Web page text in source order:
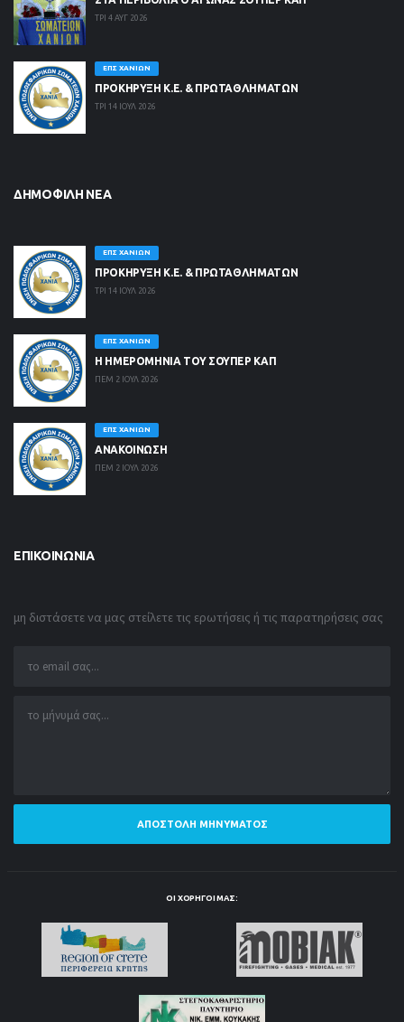
ΤΡΙ 4 ΑΥΓ 2026
ΕΠΣ ΧΑΝΊΩΝ
ΠΡΟΚΗΡΥΞΗ Κ.Ε. & ΠΡΩΤΑΘΛΗΜΑΤΩΝ
ΤΡΙ 14 ΙΟΥΛ 2026
ΔΗΜΟΦΙΛΉ ΝΈΑ
ΕΠΣ ΧΑΝΊΩΝ
ΠΡΟΚΗΡΥΞΗ Κ.Ε. & ΠΡΩΤΑΘΛΗΜΑΤΩΝ
ΤΡΙ 14 ΙΟΥΛ 2026
ΕΠΣ ΧΑΝΊΩΝ
Η ΗΜΕΡΟΜΗΝΙΑ ΤΟΥ ΣΟΥΠΕΡ ΚΑΠ
ΠΕΜ 2 ΙΟΥΛ 2026
ΕΠΣ ΧΑΝΊΩΝ
ΑΝΑΚΟΙΝΩΣΗ
ΠΕΜ 2 ΙΟΥΛ 2026
ΕΠΙΚΟΙΝΩΝΊΑ
μη διστάσετε να μας στείλετε τις ερωτήσεις ή τις παρατηρήσεις σας
ΑΠΟΣΤΟΛΉ ΜΗΝΎΜΑΤΟΣ
ΟΙ ΧΟΡΗΓΟΊ ΜΑΣ: